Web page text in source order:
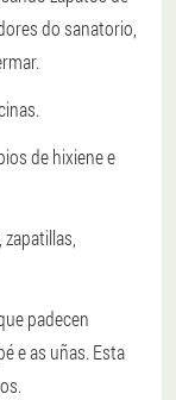
do sanatorio,
de hixiene e
padecen
e as uñas. Esta